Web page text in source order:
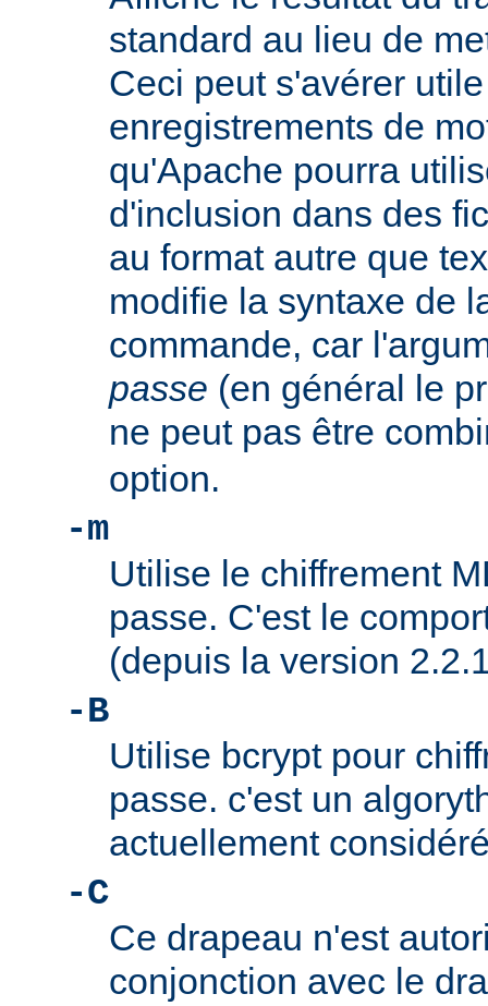
standard au lieu de
Ceci peut s'avérer
enregistrements de
qu'Apache pourra
d'inclusion dans des
au format autre que
modifie la syntaxe de
commande, car
passe (en général le
ne peut pas être
option.
-m
Utilise le chiffrement
passe. C'est le
(depuis la version
-B
Utilise bcrypt pour
passe. c'est un
actuellement
-C
Ce drapeau n'est
conjonction avec le